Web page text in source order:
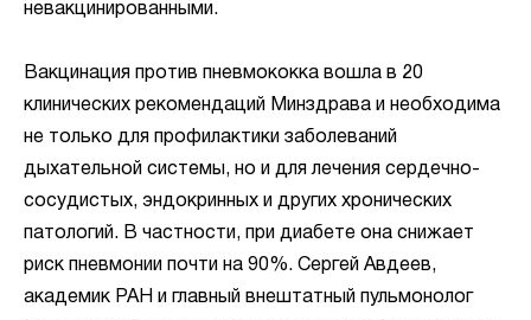
невакцинированными.
Вакцинация против пневмококка вошла в 20
клинических рекомендаций Минздрава и необходима
не только для профилактики заболеваний
дыхательной системы, но и для лечения сердечно-
сосудистых, эндокринных и других хронических
патологий. В частности, при диабете она снижает
риск пневмонии почти на 90%. Сергей Авдеев,
академик РАН и главный внештатный пульмонолог